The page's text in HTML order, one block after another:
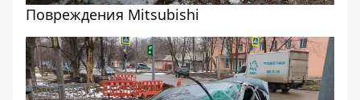
Повреждения Mitsubishi